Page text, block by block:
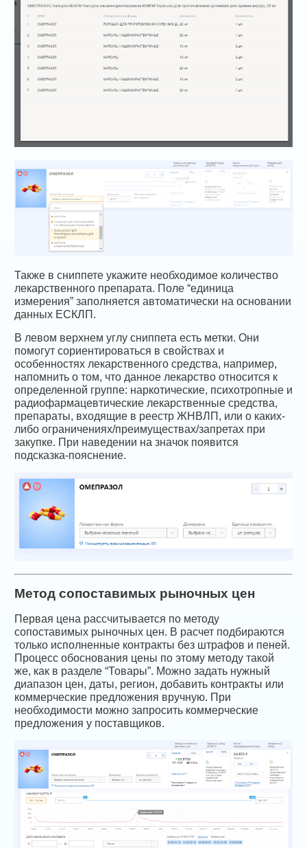
Также в сниппете укажите необходимое количество
лекарственного препарата. Поле “единица
измерения” заполняется автоматически на основании
данных ЕСКЛП.
В левом верхнем углу сниппета есть метки. Они
помогут сориентироваться в свойствах и
особенностях лекарственного средства, например,
напомнить о том, что данное лекарство относится к
определенной группе: наркотические, психотропные и
радиофармацевтические лекарственные средства,
препараты, входящие в реестр ЖНВЛП, или о каких-
либо ограничениях/преимуществах/запретах при
закупке. При наведении на значок появится
подсказка-пояснение.
Метод сопоставимых рыночных цен
Первая цена рассчитывается по методу
сопоставимых рыночных цен. В расчет подбираются
только исполненные контракты без штрафов и пеней.
Процесс обоснования цены по этому методу такой
же, как в разделе “Товары”. Можно задать нужный
диапазон цен, даты, регион, добавить контракты или
коммерческие предложения вручную. При
необходимости можно запросить коммерческие
предложения у поставщиков.